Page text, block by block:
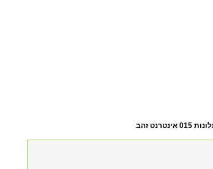
015 אינטרנט זהב